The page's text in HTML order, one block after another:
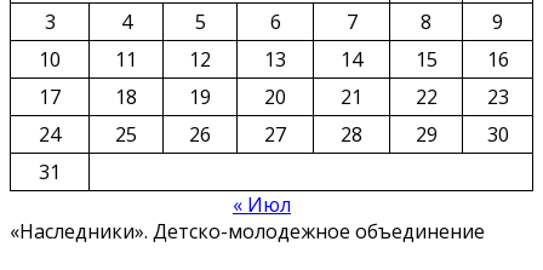
3
4 5 6 7 8
9
10
11 12 13 14 15
16
17
18 19 20 21 22
23
24
25 26 27 28 29
30
31
« Июл
«Наследники». Детско-молодежное объединение